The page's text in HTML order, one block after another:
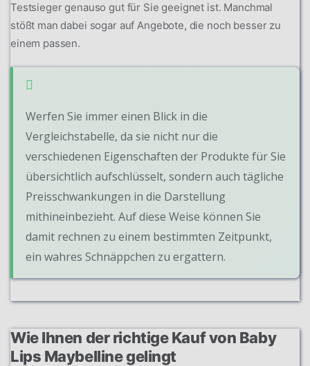
Testsieger genauso gut für Sie geeignet ist. Manchmal
stößt man dabei sogar auf Angebote, die noch besser zu
einem passen.
Werfen Sie immer einen Blick in die
Vergleichstabelle, da sie nicht nur die
verschiedenen Eigenschaften der Produkte für Sie
übersichtlich aufschlüsselt, sondern auch tägliche
Preisschwankungen in die Darstellung
mithineinbezieht. Auf diese Weise können Sie
damit rechnen zu einem bestimmten Zeitpunkt,
ein wahres Schnäppchen zu ergattern.
Wie Ihnen der richtige Kauf von Baby
Lips Maybelline gelingt